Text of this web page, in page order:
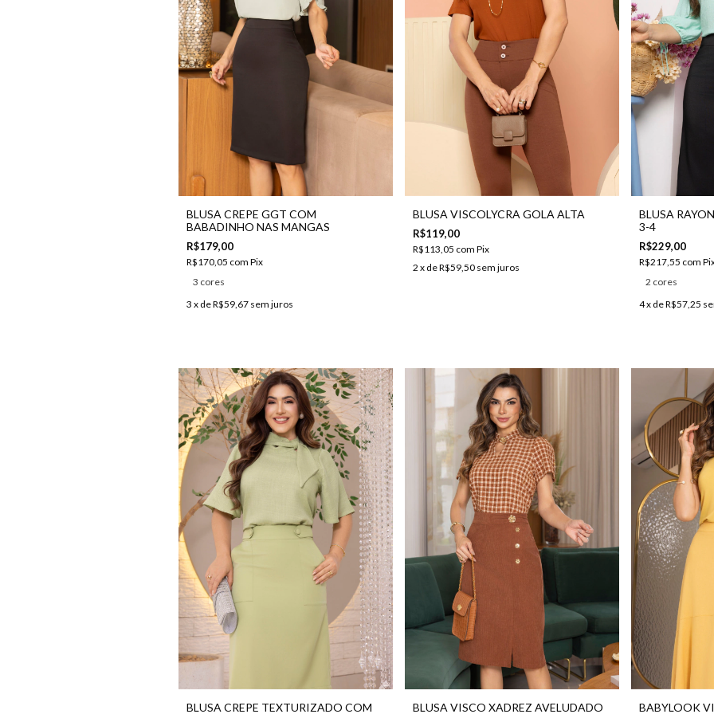
BLUSA CREPE GGT COM
BABADINHO NAS MANGAS
R$179,00
R$170,05 com Pix
3 cores
3 x deR$59,67 sem juros
BLUSA VISCOLYCRA GOLA ALTA
R$119,00
R$113,05 com Pix
2 x deR$59,50 sem juros
BLUSA
3-4
R$229,00
R$217,55 com
2 cores
4x deR$57,25
BLUSA CREPE TEXTURIZADO COM
BLUSA VISCO XADREZ AVELUDADO
BABYLOOK